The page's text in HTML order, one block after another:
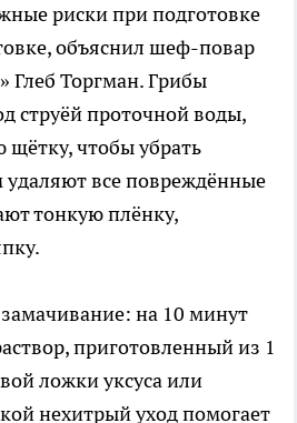
риски при подготовке
объяснил шеф-повар
Глеб Торгман. Грибы
струёй проточной воды,
чтобы убрать
удаляют все повреждённые
тонкую плёнку,
на 10 минут
приготовленный из 1
ложки уксуса или
нехитрый уход помогает